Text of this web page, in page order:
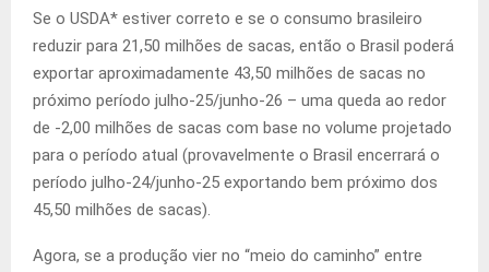
Se o USDA* estiver correto e se o consumo brasileiro
reduzir para 21,50 milhões de sacas, então o Brasil poderá
exportar aproximadamente 43,50 milhões de sacas no
próximo período julho-25/junho-26 – uma queda ao redor
de -2,00 milhões de sacas com base no volume projetado
para o período atual (provavelmente o Brasil encerrará o
período julho-24/junho-25 exportando bem próximo dos
45,50 milhões de sacas).
Agora, se a produção vier no “meio do caminho” entre